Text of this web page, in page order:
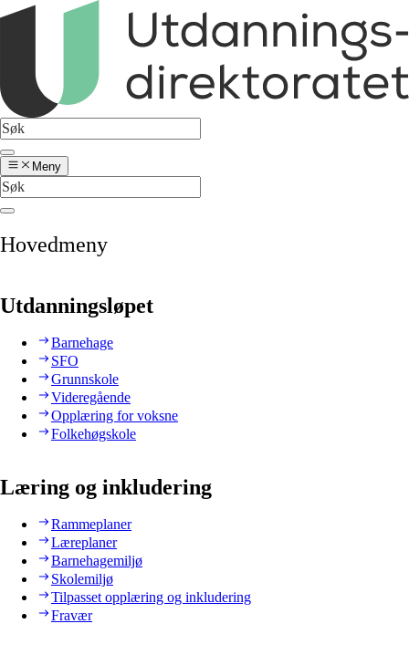
Meny
Hovedmeny
Utdanningsløpet
Barnehage
SFO
Grunnskole
Videregående
Opplæring for voksne
Folkehøgskole
Læring og inkludering
Rammeplaner
Læreplaner
Barnehagemiljø
Skolemiljø
Tilpasset opplæring og inkludering
Fravær